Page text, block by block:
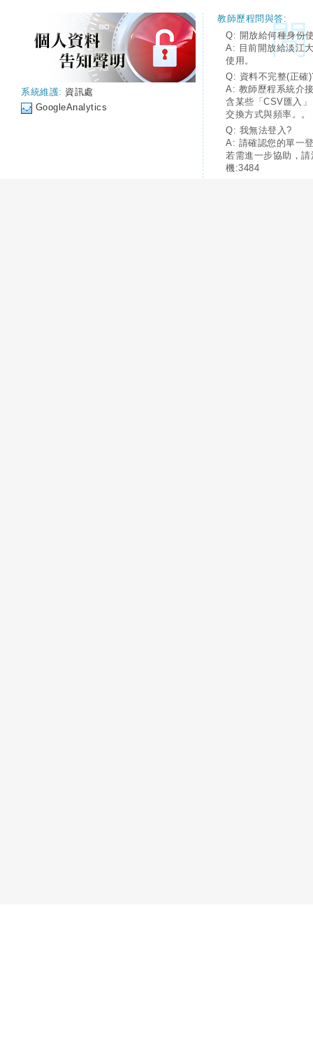
系統維護: 資訊處
GoogleAnalytics
教師歷程問與答:
Q: 開放給何種身份
A: 目前開放給淡江
使用。
Q: 資料不完整(正確
A: 教師歷程系統介
含某些「CSV匯入
交換方式與頻率。。
Q: 我無法登入?
A: 請確認您的單一
若需進一步協助，
機:3484